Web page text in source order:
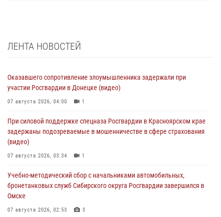
ЛЕНТА НОВОСТЕЙ
Оказавшего сопротивление злоумышленника задержали при
участии Росгвардии в Донецке (видео)
07 августа 2026, 04:00 1
При силовой поддержке спецназа Росгвардии в Красноярском крае
задержаны подозреваемые в мошенничестве в сфере страхования
(видео)
07 августа 2026, 03:34 1
Учебно-методический сбор с начальниками автомобильных,
бронетанковых служб Сибирского округа Росгвардии завершился в
Омске
07 августа 2026, 02:53 3